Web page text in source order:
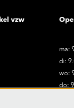
vzw
ma:
di:
wo:
do: